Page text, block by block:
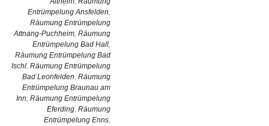
Entrümpelung Ansfelden,
Räumung Entrümpelung
Attnang-Puchheim, Räumung
Entrümpelung Bad Hall,
Räumung Entrümpelung Bad
Ischl, Räumung Entrümpelung
Bad Leonfelden, Räumung
Entrümpelung Braunau am
Inn, Räumung Entrümpelung
Eferding, Räumung
Entrümpelung Enns,